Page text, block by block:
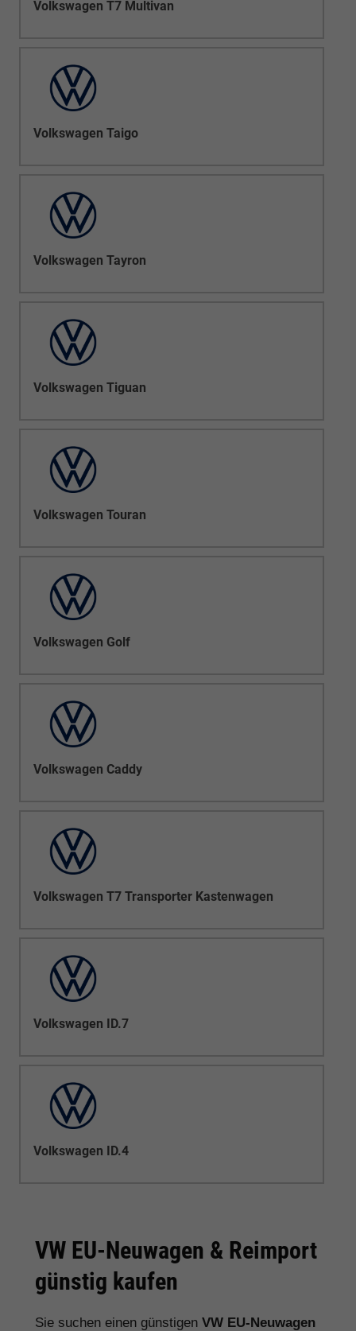
Volkswagen T7 Multivan
Volkswagen Taigo
Volkswagen Tayron
Volkswagen Tiguan
Volkswagen Touran
Volkswagen Golf
Volkswagen Caddy
Volkswagen T7 Transporter Kastenwagen
Volkswagen ID.7
Volkswagen ID.4
VW EU-Neuwagen & Reimport
günstig kaufen
Sie suchen einen günstigen VW EU-Neuwagen